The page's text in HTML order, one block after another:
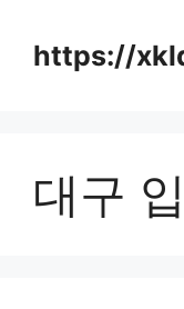
https://
대구